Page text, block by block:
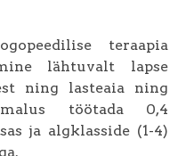
teraapia
lähtuvalt lapse
ning lasteaia ning
töötada 0,4
ja algklasside (1-4)